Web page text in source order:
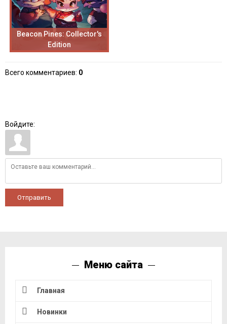
Beacon Pines: Collector's
Edition
Всего комментариев: 0
Войдите:
Отправить
Меню сайта
Главная
Новинки